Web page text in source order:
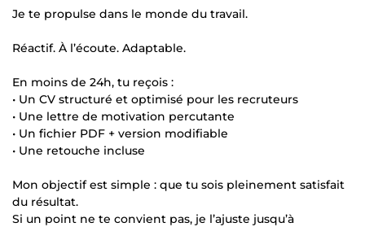
Je te propulse dans le monde du travail.
Réactif. À l’écoute. Adaptable.
En moins de 24h, tu reçois :
• Un CV structuré et optimisé pour les recruteurs
• Une lettre de motivation percutante
• Un fichier PDF + version modifiable
• Une retouche incluse
Mon objectif est simple : que tu sois pleinement satisfait
du résultat.
Si un point ne te convient pas, je l’ajuste jusqu’à